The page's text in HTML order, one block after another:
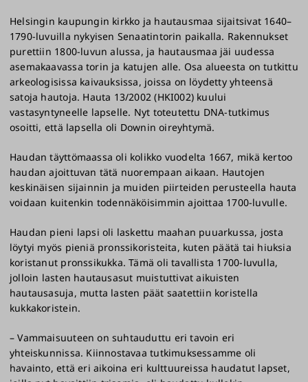
Helsingin kaupungin kirkko ja hautausmaa sijaitsivat 1640–
1790-luvuilla nykyisen Senaatintorin paikalla. Rakennukset
purettiin 1800-luvun alussa, ja hautausmaa jäi uudessa
asemakaavassa torin ja katujen alle. Osa alueesta on tutkittu
arkeologisissa kaivauksissa, joissa on löydetty yhteensä
satoja hautoja. Hauta 13/2002 (HKI002) kuului
vastasyntyneelle lapselle. Nyt toteutettu DNA-tutkimus
osoitti, että lapsella oli Downin oireyhtymä.
Haudan täyttömaassa oli kolikko vuodelta 1667, mikä kertoo
haudan ajoittuvan tätä nuorempaan aikaan. Hautojen
keskinäisen sijainnin ja muiden piirteiden perusteella hauta
voidaan kuitenkin todennäköisimmin ajoittaa 1700-luvulle.
Haudan pieni lapsi oli laskettu maahan puuarkussa, josta
löytyi myös pieniä pronssikoristeita, kuten päätä tai hiuksia
koristanut pronssikukka. Tämä oli tavallista 1700-luvulla,
jolloin lasten hautausasut muistuttivat aikuisten
hautausasuja, mutta lasten päät saatettiin koristella
kukkakoristein.
– Vammaisuuteen on suhtauduttu eri tavoin eri
yhteiskunnissa. Kiinnostavaa tutkimuksessamme oli
havainto, että eri aikoina eri kulttuureissa haudatut lapset,